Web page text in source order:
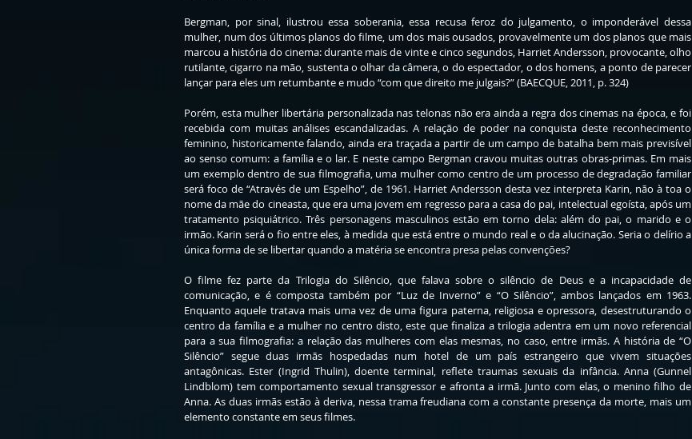
Bergman, por sinal, ilustrou essa soberania, essa recusa feroz do julgamento, o imponderável dessa
mulher, num dos últimos planos do filme, um dos mais ousados, provavelmente um dos planos que mais
marcou a história do cinema: durante mais de vinte e cinco segundos, Harriet Andersson, provocante, olho
rutilante, cigarro na mão, sustenta o olhar da câmera, o do espectador, o dos homens, a ponto de parecer
lançar para eles um retumbante e mudo “com que direito me julgais?” (BAECQUE, 2011, p. 324)
Porém, esta mulher libertária personalizada nas telonas não era ainda a regra dos cinemas na época, e foi
recebida com muitas análises escandalizadas. A relação de poder na conquista deste reconhecimento
feminino, historicamente falando, ainda era traçada a partir de um campo de batalha bem mais previsível
ao senso comum: a família e o lar. E neste campo Bergman cravou muitas outras obras-primas. Em mais
um exemplo dentro de sua filmografia, uma mulher como centro de um processo de degradação familiar
será foco de “Através de um Espelho”, de 1961. Harriet Andersson desta vez interpreta Karin, não à toa o
nome da mãe do cineasta, que era uma jovem em regresso para a casa do pai, intelectual egoísta, após um
tratamento psiquiátrico. Três personagens masculinos estão em torno dela: além do pai, o marido e o
irmão. Karin será o fio entre eles, à medida que está entre o mundo real e o da alucinação. Seria o delírio a
única forma de se libertar quando a matéria se encontra presa pelas convenções?
O filme fez parte da Trilogia do Silêncio, que falava sobre o silêncio de Deus e a incapacidade de
comunicação, e é composta também por “Luz de Inverno” e “O Silêncio”, ambos lançados em 1963.
Enquanto aquele tratava mais uma vez de uma figura paterna, religiosa e opressora, desestruturando o
centro da família e a mulher no centro disto, este que finaliza a trilogia adentra em um novo referencial
para a sua filmografia: a relação das mulheres com elas mesmas, no caso, entre irmãs. A história de “O
Silêncio” segue duas irmãs hospedadas num hotel de um país estrangeiro que vivem situações
antagônicas. Ester (Ingrid Thulin), doente terminal, reflete traumas sexuais da infância. Anna (Gunnel
Lindblom) tem comportamento sexual transgressor e afronta a irmã. Junto com elas, o menino filho de
Anna. As duas irmãs estão à deriva, nessa trama freudiana com a constante presença da morte, mais um
elemento constante em seus filmes.